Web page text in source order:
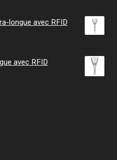
longue avec RFID
avec RFID